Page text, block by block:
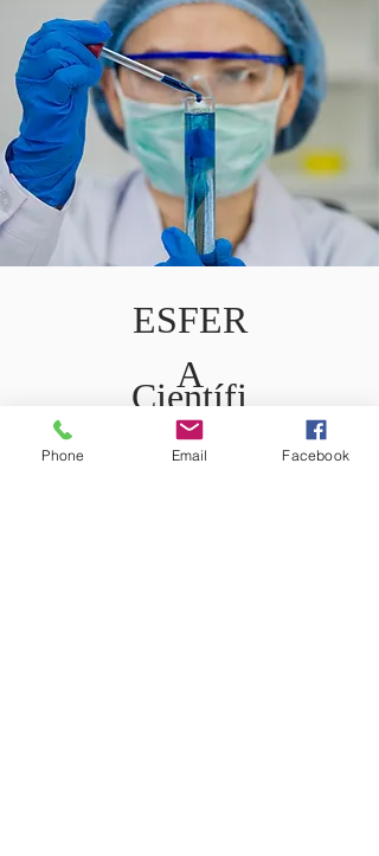
ESFER
A
Científi
ca
Phone Email Facebook